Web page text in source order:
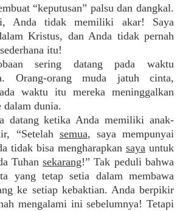
“keputusan” palsu dan dangkal.
Anda tidak memiliki akar! Saya
Kristus, dan Anda tidak pernah
itu!
sering datang pada waktu
Orang-orang muda jatuh cinta,
waktu itu mereka meninggalkan
dalam dunia.
datang ketika Anda memiliki anak-
“Setelah semua, saya mempunyai
tidak bisa mengharapkan saya untuk
Tuhansekarang!” Tak peduli bahwa
yang tetap setia dalam membawa
ke setiap kebaktian. Anda berpikir
mengalami ini sebelumnya! Tetapi